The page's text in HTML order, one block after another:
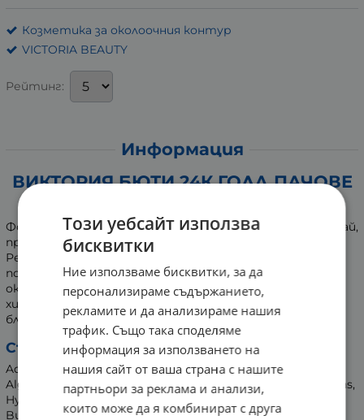
Козметика за околоочния контур
VICTORIA BEAUTY
Рейтинг:
Информация
ВИКТОРИЯ БЮТИ 24К ГОЛД ПАЧОВЕ
Формулата на продукта, включваща кофеин и зелен чай,
придава свежест и сияние на изморените очи.
Ревитализиращата маска спомага за редуциране на
подпухналостта и тъмните кръгове, като освежава
околоочния контур. Перлите морски колаген и
хиалуроновата киселина правят кожата изящна и
блестяща.
Състав:
Aqua, Glycerin, Propylene Glycol, Chondrus Crispus (Red
Algae) Powder, Trehalose, Glycereth-26, Glycosaminoglycans,
Hydrolyzed Collagen, Phenoxyethanol, Xanthan Gum,
Butylene Glycol, Portulaca Oleracea (Purslane) Extract,
Този уебсайт използва
бисквитки
Ние използваме бисквитки, за да
персонализираме съдържанието,
рекламите и да анализираме нашия
трафик. Също така споделяме
информация за използването на
нашия сайт от ваша страна с нашите
партньори за реклама и анализи,
които може да я комбинират с друга